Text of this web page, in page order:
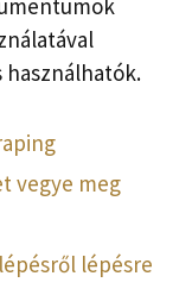
vegye meg
lépésre